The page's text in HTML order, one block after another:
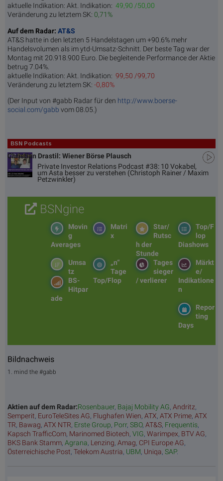
aktuelle Indikation: Akt. Indikation: 49,90 /50,00
Veränderung zu letztem SK: 0,71%
Auf dem Radar: AT&S
AT&S hatte in den letzten 5 Handelstagen um +90.6% mehr
Handelsvolumen als im ytd-Umsatz-Schnitt. Der beste Tag war der
Montag mit 20.918.900 Euro. Die begleitende Performance der Aktie
betrug 7.04%.
aktuelle Indikation: Akt. Indikation: 99,50 /99,70
Veränderung zu letztem SK: -0,80%
(Der Input von #gabb Radar für den http://www.boerse-
social.com/gabb vom 08.05.)
BSN Podcasts
Christian Drastil: Wiener Börse Plausch
Private Investor Relations Podcast #38: 10 Vokabel,
um Asta besser zu verstehen (Christoph Rainer / Maxim
Petzwinkler)
BSNgine
Top/F
lop
Diashows
Star/
Rutsc
h der
Stunde
Matri
x
Movin
g
Averages
Märkt
e/
Indikatione
n
Tages
sieger
/ verlierer
„n“
Tage
Top/Flop
Umsa
tz
BS-
Hitpar
ade
Repor
ting
Days
Bildnachweis
1. mind the #gabb
Aktien auf dem Radar:Rosenbauer, Bajaj Mobility AG, Andritz,
Semperit, EuroTeleSites AG, Flughafen Wien, ATX, ATX Prime, ATX
TR, Bawag, ATX NTR, Erste Group, Porr, SBO, AT&S, Frequentis,
Kapsch TrafficCom, Marinomed Biotech, VIG, Warimpex, BTV AG,
BKS Bank Stamm, Agrana, Lenzing, Amag, CPI Europe AG,
Österreichische Post, Telekom Austria, UBM, Uniqa, SAP.